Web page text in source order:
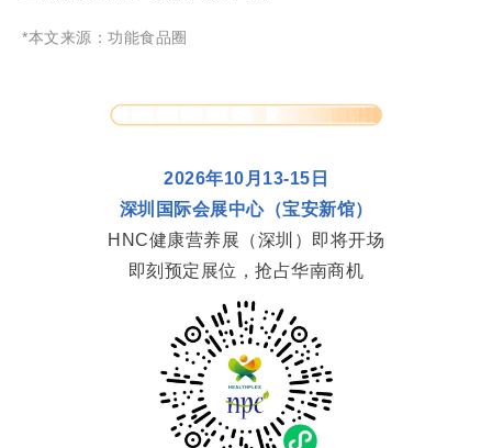
*本文来源：功能食品圈
2026年10月13-15日
深圳国际会展中心（宝安新馆）
HNC健康营养展（深圳）即将开场
即刻预定展位，抢占华南商机